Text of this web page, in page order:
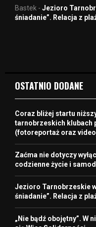
Bastek - Jezioro
śniadanie”. Relacja z
OSTATNIO DODANE
Coraz bliżej startu
tarnobrzeskich klubach
(fotoreportaż oraz
Zaćma nie dotyczy
codzienne życie i
Jezioro Tarnobrzeskie
śniadanie”. Relacja z
„Nie bądź obojętny”. W